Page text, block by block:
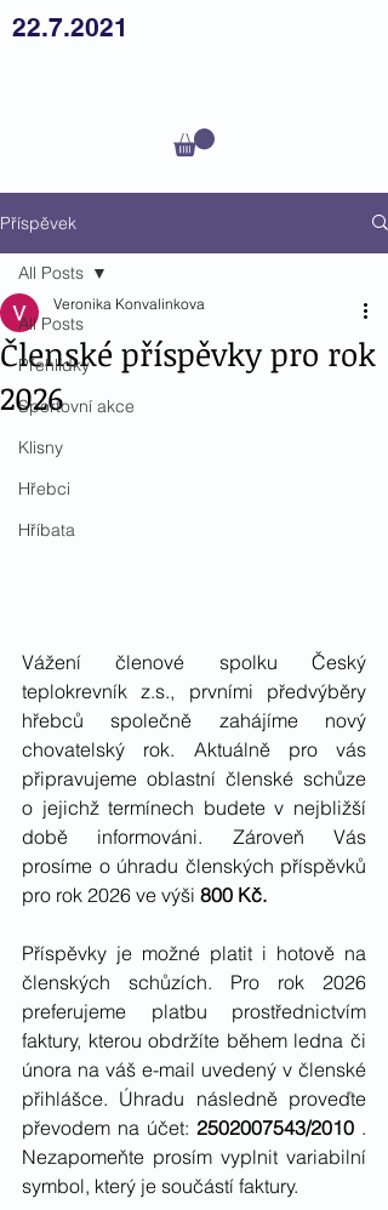
22.7.2021
Příspěvek
All Posts
Přehlídky
Sportovní akce
Klisny
Hřebci
Hříbata
All Posts
Členské příspěvky pro rok
2026
Veronika Konvalinkova
Vážení členové spolku Český
teplokrevník z.s., prvními předvýběry
hřebců společně zahájíme nový
chovatelský rok. Aktuálně pro vás
připravujeme oblastní členské schůze
o jejichž termínech budete v nejbližší
době informováni. Zároveň Vás
prosíme o úhradu členských příspěvků
pro rok 2026 ve výši 800 Kč.
Příspěvky je možné platit i hotově na
členských schůzích. Pro rok 2026
preferujeme platbu prostřednictvím
faktury, kterou obdržíte během ledna či
února na váš e-mail uvedený v členské
přihlášce. Úhradu následně proveďte
převodem na účet: 2502007543/2010 .
Nezapomeňte prosím vyplnit variabilní
symbol, který je součástí faktury.